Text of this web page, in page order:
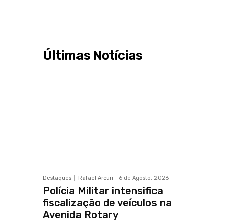
Últimas Notícias
Destaques Rafael Arcuri - 6 de Agosto, 2026
Polícia Militar intensifica
fiscalização de veículos na
Avenida Rotary